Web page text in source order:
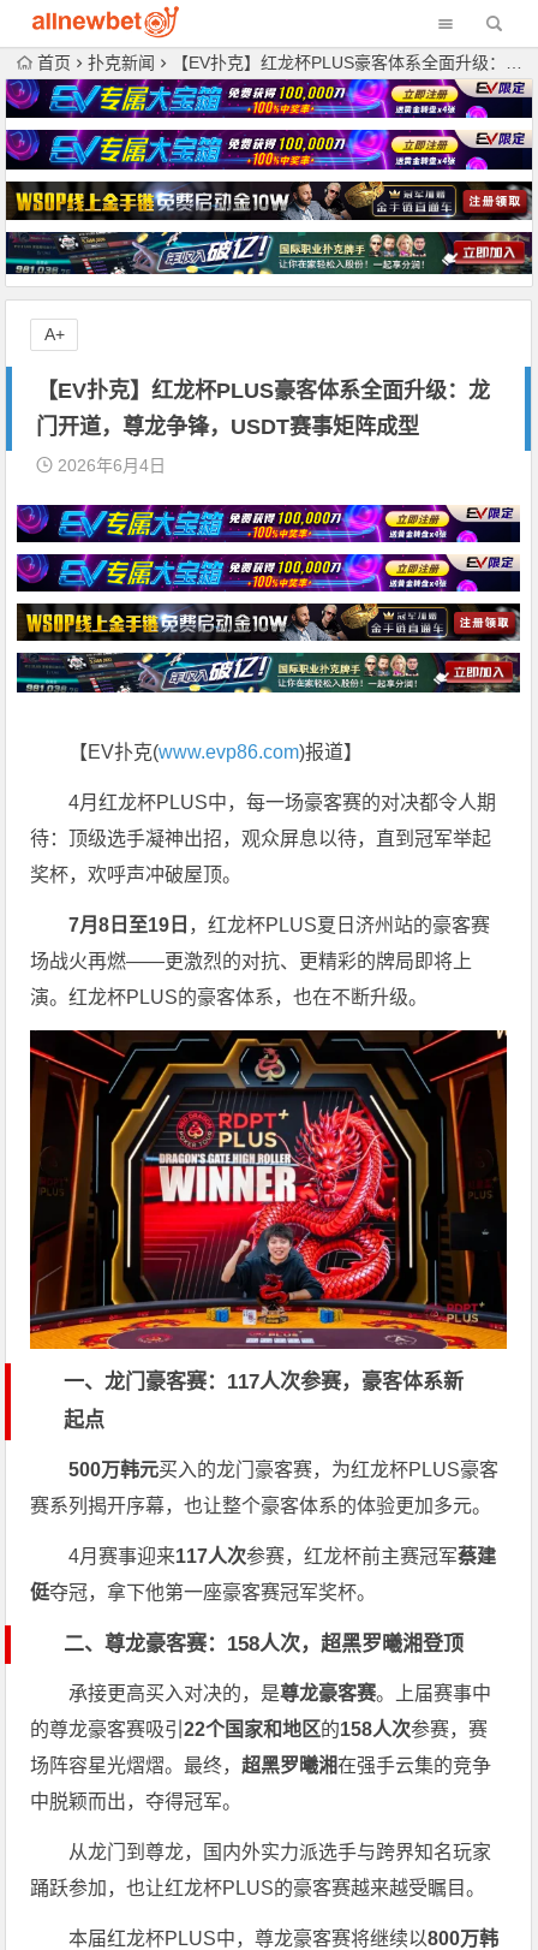
首页 扑克新闻 【EV扑克】红龙杯PLUS豪客体系全面升级：龙门开道，尊龙争锋，USDT赛事矩阵成型
【EV扑克】红龙杯PLUS豪客体系全面升级：龙
门开道，尊龙争锋，USDT赛事矩阵成型
2026年6月4日
【EV扑克(www.evp86.com)报道】
4月红龙杯PLUS中，每一场豪客赛的对决都令人期
待：顶级选手凝神出招，观众屏息以待，直到冠军举起
奖杯，欢呼声冲破屋顶。
7月8日至19日 ，红龙杯PLUS夏日济州站的豪客赛
场战火再燃——更激烈的对抗、更精彩的牌局即将上
演。红龙杯PLUS的豪客体系，也在不断升级。
一、龙门豪客赛：117人次参赛，豪客体系新
起点
500万韩元买入的龙门豪客赛，为红龙杯PLUS豪客
赛系列揭开序幕，也让整个豪客体系的体验更加多元。
4月赛事迎来117人次参赛，红龙杯前主赛冠军蔡建
侹夺冠，拿下他第一座豪客赛冠军奖杯。
二、尊龙豪客赛：158人次，超黑罗曦湘登顶
承接更高买入对决的，是尊龙豪客赛。上届赛事中
的尊龙豪客赛吸引22个国家和地区的158人次参赛，赛
场阵容星光熠熠。最终，超黑罗曦湘在强手云集的竞争
中脱颖而出，夺得冠军。
从龙门到尊龙，国内外实力派选手与跨界知名玩家
踊跃参加，也让红龙杯PLUS的豪客赛越来越受瞩目。
本届红龙杯PLUS中，尊龙豪客赛将继续以800万韩
A+